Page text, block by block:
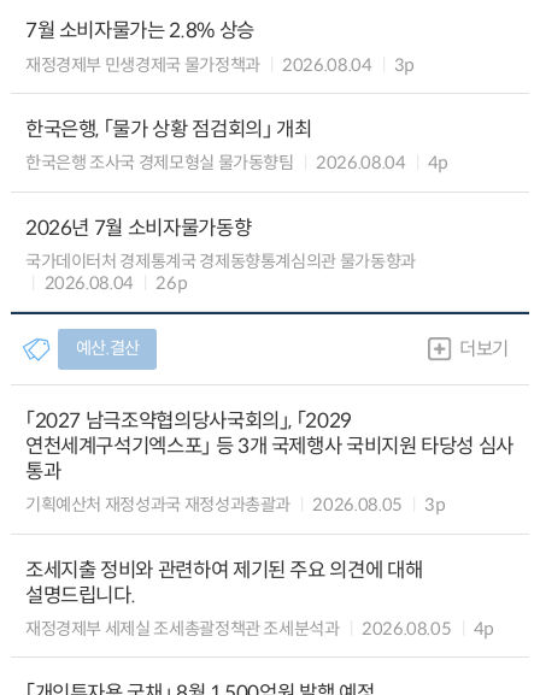
7월 소비자물가는 2.8% 상승
재정경제부 민생경제국 물가정책과 2026.08.04 3p
한국은행, 「물가 상황 점검회의」 개최
한국은행 조사국 경제모형실 물가동향팀 2026.08.04 4p
2026년 7월 소비자물가동향
국가데이터처 경제통계국 경제동향통계심의관 물가동향과
2026.08.04
26p
예산.결산 더보기
「2027 남극조약협의당사국회의」, 「2029
연천세계구석기엑스포」 등 3개 국제행사 국비지원 타당성 심사
통과
기획예산처 재정성과국 재정성과총괄과 2026.08.05 3p
조세지출 정비와 관련하여 제기된 주요 의견에 대해
설명드립니다.
재정경제부 세제실 조세총괄정책관 조세분석과 2026.08.05 4p